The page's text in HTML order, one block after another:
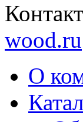
wood.ru
О